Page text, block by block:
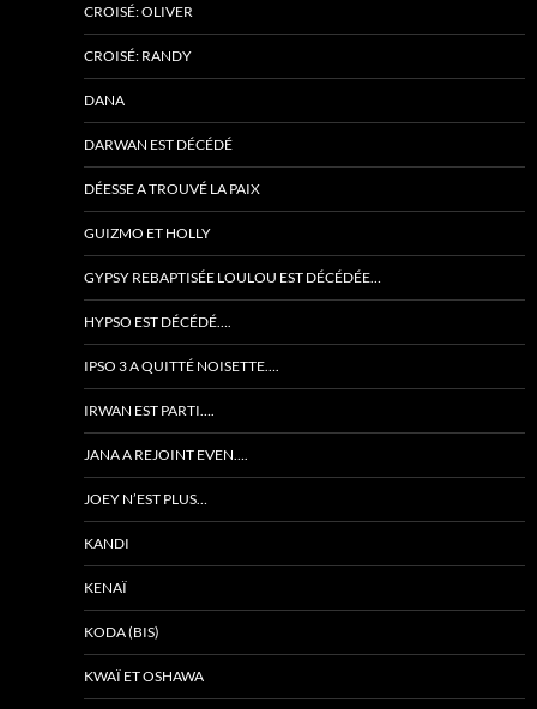
CROISÉ: OLIVER
CROISÉ: RANDY
DANA
DARWAN EST DÉCÉDÉ
DÉESSE A TROUVÉ LA PAIX
GUIZMO ET HOLLY
GYPSY REBAPTISÉE LOULOU EST DÉCÉDÉE…
HYPSO EST DÉCÉDÉ….
IPSO 3 A QUITTÉ NOISETTE….
IRWAN EST PARTI….
JANA A REJOINT EVEN….
JOEY N’EST PLUS…
KANDI
KENAÏ
KODA (BIS)
KWAÏ ET OSHAWA